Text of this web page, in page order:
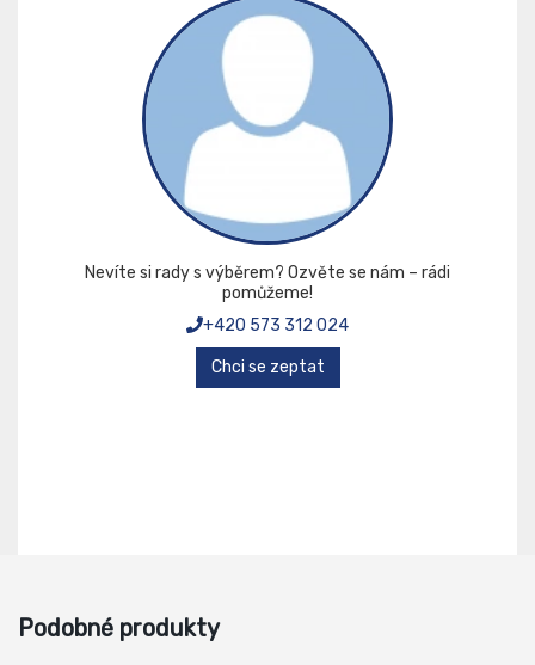
Nevíte si rady s výběrem? Ozvěte se nám – rádi
pomůžeme!
+420 573 312 024
Chci se zeptat
Podobné produkty